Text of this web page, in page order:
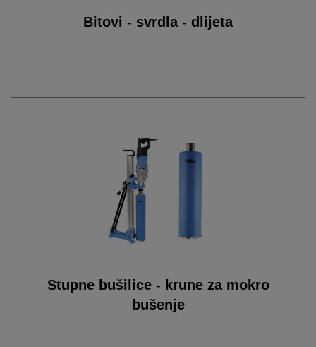
Bitovi - svrdla - dlijeta
Stupne bušilice - krune za mokro
bušenje